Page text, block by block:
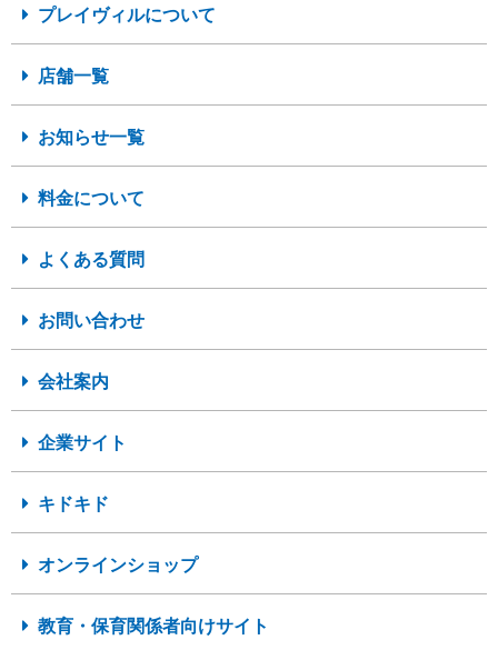
プレイヴィルについて
店舗一覧
お知らせ一覧
料金について
よくある質問
お問い合わせ
会社案内
企業サイト
キドキド
オンラインショップ
教育・保育関係者向けサイト